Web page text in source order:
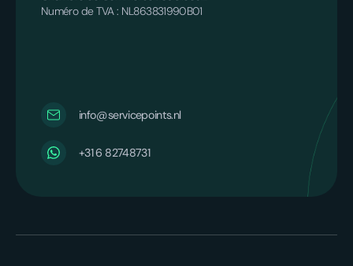
Numéro de TVA : NL863831990B01
info@servicepoints.nl
‪+31 6 82748731‬